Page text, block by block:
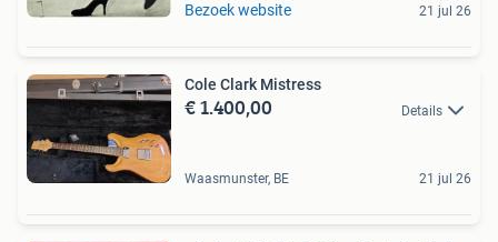
Bezoek website 21 jul 26
Cole Clark Mistress
€ 1.400,00 Details
Waasmunster, BE 21 jul 26